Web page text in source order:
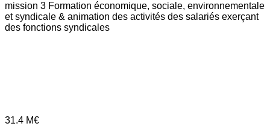
mission 3 Formation économique, sociale, environnementale
et syndicale & animation des activités des salariés exerçant
des fonctions syndicales
31.4 M€